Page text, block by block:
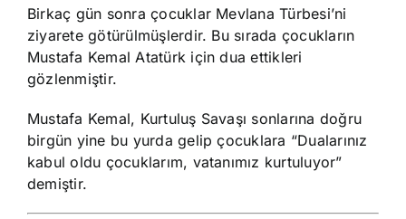
Birkaç gün sonra çocuklar Mevlana Türbesi’ni
ziyarete götürülmüşlerdir. Bu sırada çocukların
Mustafa Kemal Atatürk için dua ettikleri
gözlenmiştir.
Mustafa Kemal, Kurtuluş Savaşı sonlarına doğru
birgün yine bu yurda gelip çocuklara “Dualarınız
kabul oldu çocuklarım, vatanımız kurtuluyor”
demiştir.